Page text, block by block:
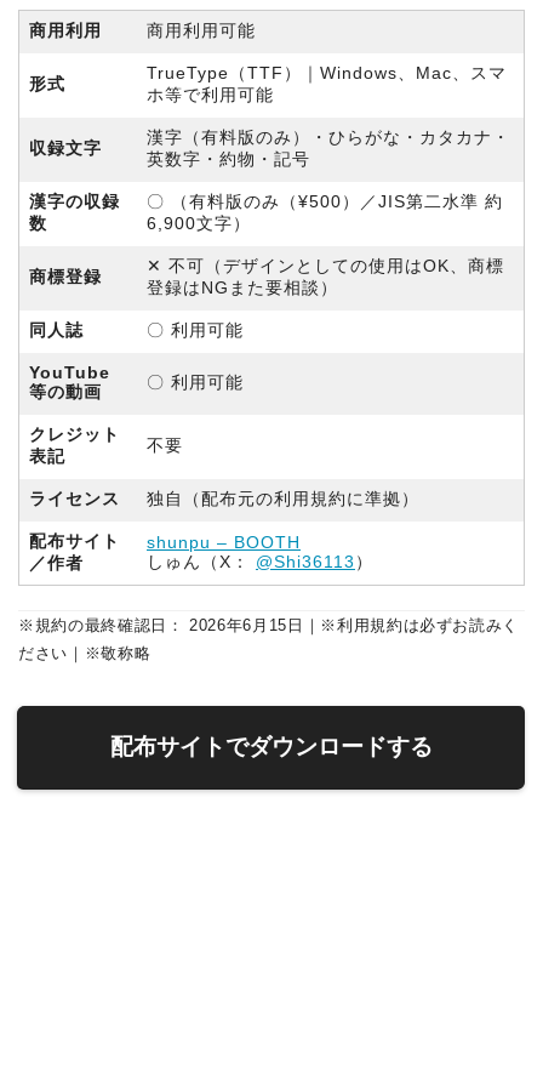
商用利用 商用利用可能
形式
TrueType（TTF）｜Windows、Mac、スマ
ホ等で利用可能
収録文字
漢字（有料版のみ）・ひらがな・カタカナ・
英数字・約物・記号
漢字の収録
数
〇 （有料版のみ（¥500）／JIS第二水準 約
6,900文字）
商標登録
✕ 不可（デザインとしての使用はOK、商標
登録はNGまた要相談）
同人誌 〇 利用可能
YouTube
等の動画
〇 利用可能
クレジット
表記
不要
ライセンス 独自（配布元の利用規約に準拠）
配布サイト
／作者
shunpu – BOOTH
しゅん（X： @Shi36113 ）
※規約の最終確認日： 2026年6月15日｜※利用規約は必ずお読みく
ださい｜※敬称略
配布サイトでダウンロードする